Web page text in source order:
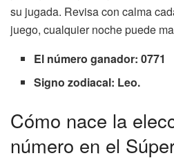
su jugada. Revisa con calma
juego, cualquier noche puede
El número ganador: 0771
Signo zodiacal: Leo.
Cómo nace la
número en el